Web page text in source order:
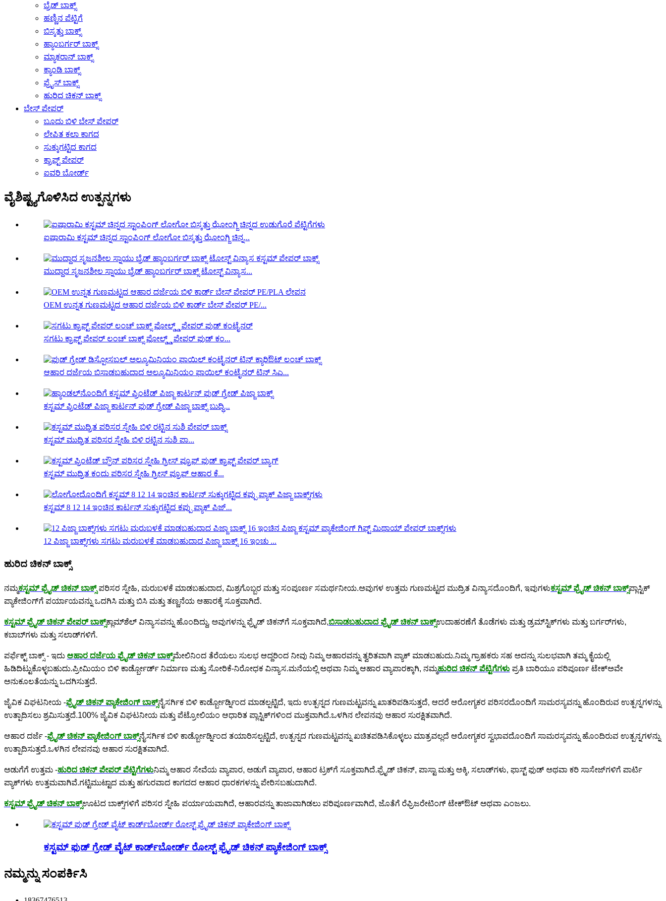
ಬ್ರೆಡ್ ಬಾಕ್ಸ್
ಹಣ್ಣಿನ ಪೆಟ್ಟಿಗೆ
ಬಿಸ್ಕತ್ತು ಬಾಕ್ಸ್
ಹ್ಯಾಂಬರ್ಗರ್ ಬಾಕ್ಸ್
ಮ್ಯಾಕರಾನ್ ಬಾಕ್ಸ್
ಕ್ಯಾಂಡಿ ಬಾಕ್ಸ್
ಫ್ರೈಸ್ ಬಾಕ್ಸ್
ಹುರಿದ ಚಿಕನ್ ಬಾಕ್ಸ್
ಬೇಸ್ ಪೇಪರ್
ಬೂದು ಬಿಳಿ ಬೇಸ್ ಪೇಪರ್
ಲೇಪಿತ ಕಲಾ ಕಾಗದ
ಸುಕ್ಕುಗಟ್ಟಿದ ಕಾಗದ
ಕ್ರಾಫ್ಟ್ ಪೇಪರ್
ಐವರಿ ಬೋರ್ಡ್
ವೈಶಿಷ್ಟ್ಯಗೊಳಿಸಿದ ಉತ್ಪನ್ನಗಳು
ಐಷಾರಾಮಿ ಕಸ್ಟಮ್ ಚಿನ್ನದ ಸ್ಟಾಂಪಿಂಗ್ ಲೋಗೋ ಬಿಸ್ಕತ್ತು ಝೋಂಗ್ಜಿ ಚಿನ್ನ...
ಮುದ್ದಾದ ಸೃಜನಶೀಲ ಸ್ನಾಯು ಬ್ರೆಡ್ ಹ್ಯಾಂಬರ್ಗರ್ ಬಾಕ್ಸ್ ಟೋಸ್ಟ್ ವಿನ್ಯಾಸ...
OEM ಉನ್ನತ ಗುಣಮಟ್ಟದ ಆಹಾರ ದರ್ಜೆಯ ಬಿಳಿ ಕಾರ್ಡ್ ಬೇಸ್ ಪೇಪರ್ PE/...
ಸಗಟು ಕ್ರಾಫ್ಟ್ ಪೇಪರ್ ಲಂಚ್ ಬಾಕ್ಸ್ ಫೋಲ್ಡ್ಡ್ ಪೇಪರ್ ಫುಡ್ ಕಂ...
ಆಹಾರ ದರ್ಜೆಯ ಬಿಸಾಡಬಹುದಾದ ಅಲ್ಯೂಮಿನಿಯಂ ಫಾಯಿಲ್ ಕಂಟೈನರ್ ಟಿನ್ ಸಿಎ...
ಕಸ್ಟಮ್ ಪ್ರಿಂಟೆಡ್ ಪಿಜ್ಜಾ ಕಾರ್ಟನ್ ಫುಡ್ ಗ್ರೇಡ್ ಪಿಜ್ಜಾ ಬಾಕ್ಸ್ ಬುದ್ಧಿ...
ಕಸ್ಟಮ್ ಮುದ್ರಿತ ಪರಿಸರ ಸ್ನೇಹಿ ಬಿಳಿ ರಟ್ಟಿನ ಸುಶಿ ಪಾ...
ಕಸ್ಟಮ್ ಮುದ್ರಿತ ಕಂದು ಪರಿಸರ ಸ್ನೇಹಿ ಗ್ರೀಸ್ ಪ್ರೂಫ್ ಆಹಾರ ಕೆ...
ಕಸ್ಟಮ್ 8 12 14 ಇಂಚಿನ ಕಾರ್ಟನ್ ಸುಕ್ಕುಗಟ್ಟಿದ ಕಪ್ಪು ಪ್ಯಾಕ್ ಪಿಜ್...
12 ಪಿಜ್ಜಾ ಬಾಕ್ಸ್‌ಗಳು ಸಗಟು ಮರುಬಳಕೆ ಮಾಡಬಹುದಾದ ಪಿಜ್ಜಾ ಬಾಕ್ಸ್ 16 ಇಂಚು ...
ಹುರಿದ ಚಿಕನ್ ಬಾಕ್ಸ್
ನಮ್ಮಕಸ್ಟಮ್ ಫ್ರೈಡ್ ಚಿಕನ್ ಬಾಕ್ಸ್ ಪರಿಸರ ಸ್ನೇಹಿ, ಮರುಬಳಕೆ ಮಾಡಬಹುದಾದ, ಮಿಶ್ರಗೊಬ್ಬರ ಮತ್ತು ಸಂಪೂರ್ಣ ಸಮರ್ಥನೀಯ.ಅವುಗಳ ಉತ್ತಮ ಗುಣಮಟ್ಟದ ಮುದ್ರಿತ ವಿನ್ಯಾಸದೊಂದಿಗೆ, ಇವುಗಳುಕಸ್ಟಮ್ ಫ್ರೈಡ್ ಚಿಕನ್ ಬಾಕ್ಸ್ಪ್ಲಾಸ್ಟಿಕ್
ಪ್ಯಾಕೇಜಿಂಗ್‌ಗೆ ಪರ್ಯಾಯವನ್ನು ಒದಗಿಸಿ ಮತ್ತು ಬಿಸಿ ಮತ್ತು ತಣ್ಣನೆಯ ಆಹಾರಕ್ಕೆ ಸೂಕ್ತವಾಗಿದೆ.
ಕಸ್ಟಮ್ ಫ್ರೈಡ್ ಚಿಕನ್ ಪೇಪರ್ ಬಾಕ್ಸ್ಕ್ಲಾಮ್‌ಶೆಲ್ ವಿನ್ಯಾಸವನ್ನು ಹೊಂದಿದ್ದು, ಅವುಗಳನ್ನು ಫ್ರೈಡ್ ಚಿಕನ್‌ಗೆ ಸೂಕ್ತವಾಗಿದೆ,ಬಿಸಾಡಬಹುದಾದ ಫ್ರೈಡ್ ಚಿಕನ್ ಬಾಕ್ಸ್ಉದಾಹರಣೆಗೆ ತೊಡೆಗಳು ಮತ್ತು ಡ್ರಮ್‌ಸ್ಟಿಕ್‌ಗಳು ಮತ್ತು ಬರ್ಗರ್‌ಗಳು,
ಕಬಾಬ್‌ಗಳು ಮತ್ತು ಸಲಾಡ್‌ಗಳಿಗೆ.
ಪರ್ಫೆಕ್ಟ್ ಬಾಕ್ಸ್ - ಇದು ಆಹಾರ ದರ್ಜೆಯ ಫ್ರೈಡ್ ಚಿಕನ್ ಬಾಕ್ಸ್ಮೇಲಿನಿಂದ ತೆರೆಯಲು ಸುಲಭ ಆದ್ದರಿಂದ ನೀವು ನಿಮ್ಮ ಆಹಾರವನ್ನು ತ್ವರಿತವಾಗಿ ಪ್ಯಾಕ್ ಮಾಡಬಹುದು.ನಿಮ್ಮ ಗ್ರಾಹಕರು ಸಹ ಅದನ್ನು ಸುಲಭವಾಗಿ ತಮ್ಮ ಕೈಯಲ್ಲಿ
ಹಿಡಿದಿಟ್ಟುಕೊಳ್ಳಬಹುದು.ಪ್ರೀಮಿಯಂ ಬಿಳಿ ಕಾರ್ಡ್ಬೋರ್ಡ್ ನಿರ್ಮಾಣ ಮತ್ತು ಸೋರಿಕೆ-ನಿರೋಧಕ ವಿನ್ಯಾಸ.ಮನೆಯಲ್ಲಿ ಅಥವಾ ನಿಮ್ಮ ಆಹಾರ ವ್ಯಾಪಾರಕ್ಕಾಗಿ, ನಮ್ಮಹುರಿದ ಚಿಕನ್ ಪೆಟ್ಟಿಗೆಗಳು ಪ್ರತಿ ಬಾರಿಯೂ ಪರಿಪೂರ್ಣ ಟೇಕ್‌ಅವೇ
ಅನುಕೂಲತೆಯನ್ನು ಒದಗಿಸುತ್ತದೆ.
ಜೈವಿಕ ವಿಘಟನೀಯ -ಫ್ರೈಡ್ ಚಿಕನ್ ಪ್ಯಾಕೇಜಿಂಗ್ ಬಾಕ್ಸ್ನೈಸರ್ಗಿಕ ಬಿಳಿ ಕಾರ್ಡ್ಬೋರ್ಡ್ನಿಂದ ಮಾಡಲ್ಪಟ್ಟಿದೆ, ಇದು ಉತ್ಪನ್ನದ ಗುಣಮಟ್ಟವನ್ನು ಖಾತರಿಪಡಿಸುತ್ತದೆ, ಆದರೆ ಆರೋಗ್ಯಕರ ಪರಿಸರದೊಂದಿಗೆ ಸಾಮರಸ್ಯವನ್ನು ಹೊಂದಿರುವ ಉತ್ಪನ್ನಗಳನ್ನು
ಉತ್ಪಾದಿಸಲು ಶ್ರಮಿಸುತ್ತದೆ.100% ಜೈವಿಕ ವಿಘಟನೀಯ ಮತ್ತು ಪೆಟ್ರೋಲಿಯಂ ಆಧಾರಿತ ಪ್ಲಾಸ್ಟಿಕ್‌ಗಳಿಂದ ಮುಕ್ತವಾಗಿದೆ.ಒಳಗಿನ ಲೇಪನವು ಆಹಾರ ಸುರಕ್ಷಿತವಾಗಿದೆ.
ಆಹಾರ ದರ್ಜೆ -ಫ್ರೈಡ್ ಚಿಕನ್ ಪ್ಯಾಕೇಜಿಂಗ್ ಬಾಕ್ಸ್ನೈಸರ್ಗಿಕ ಬಿಳಿ ಕಾರ್ಡ್ಬೋರ್ಡ್ನಿಂದ ತಯಾರಿಸಲ್ಪಟ್ಟಿದೆ, ಉತ್ಪನ್ನದ ಗುಣಮಟ್ಟವನ್ನು ಖಚಿತಪಡಿಸಿಕೊಳ್ಳಲು ಮಾತ್ರವಲ್ಲದೆ ಆರೋಗ್ಯಕರ ಸ್ವಭಾವದೊಂದಿಗೆ ಸಾಮರಸ್ಯವನ್ನು ಹೊಂದಿರುವ ಉತ್ಪನ್ನಗಳನ್ನು
ಉತ್ಪಾದಿಸುತ್ತದೆ.ಒಳಗಿನ ಲೇಪನವು ಆಹಾರ ಸುರಕ್ಷಿತವಾಗಿದೆ.
ಅಡುಗೆಗೆ ಉತ್ತಮ -ಹುರಿದ ಚಿಕನ್ ಪೇಪರ್ ಪೆಟ್ಟಿಗೆಗಳುನಿಮ್ಮ ಆಹಾರ ಸೇವೆಯ ವ್ಯಾಪಾರ, ಅಡುಗೆ ವ್ಯಾಪಾರ, ಆಹಾರ ಟ್ರಕ್‌ಗೆ ಸೂಕ್ತವಾಗಿದೆ.ಫ್ರೈಡ್ ಚಿಕನ್, ಪಾಸ್ಟಾ ಮತ್ತು ಅಕ್ಕಿ, ಸಲಾಡ್‌ಗಳು, ಫಾಸ್ಟ್ ಫುಡ್ ಅಥವಾ ಕರಿ ಸಾಸೇಜ್‌ಗಳಿಗೆ ಪಾರ್ಟಿ
ಪ್ಯಾಕ್‌ಗಳು ಉತ್ತಮವಾಗಿವೆ.ಗಟ್ಟಿಮುಟ್ಟಾದ ಮತ್ತು ಹಗುರವಾದ ಕಾಗದದ ಆಹಾರ ಧಾರಕಗಳನ್ನು ಪೇರಿಸಬಹುದಾಗಿದೆ.
ಕಸ್ಟಮ್ ಫ್ರೈಡ್ ಚಿಕನ್ ಬಾಕ್ಸ್ಊಟದ ಬಾಕ್ಸ್‌ಗಳಿಗೆ ಪರಿಸರ ಸ್ನೇಹಿ ಪರ್ಯಾಯವಾಗಿದೆ, ಆಹಾರವನ್ನು ತಾಜಾವಾಗಿಡಲು ಪರಿಪೂರ್ಣವಾಗಿದೆ, ಜೊತೆಗೆ ರೆಫ್ರಿಜರೇಟಿಂಗ್ ಟೇಕ್‌ಔಟ್ ಅಥವಾ ಎಂಜಲು.
ಕಸ್ಟಮ್ ಫುಡ್ ಗ್ರೇಡ್ ವೈಟ್ ಕಾರ್ಡ್‌ಬೋರ್ಡ್ ರೋಸ್ಟ್ ಫ್ರೈಡ್ ಚಿಕನ್ ಪ್ಯಾಕೇಜಿಂಗ್ ಬಾಕ್ಸ್
ನಮ್ಮನ್ನು ಸಂಪರ್ಕಿಸಿ